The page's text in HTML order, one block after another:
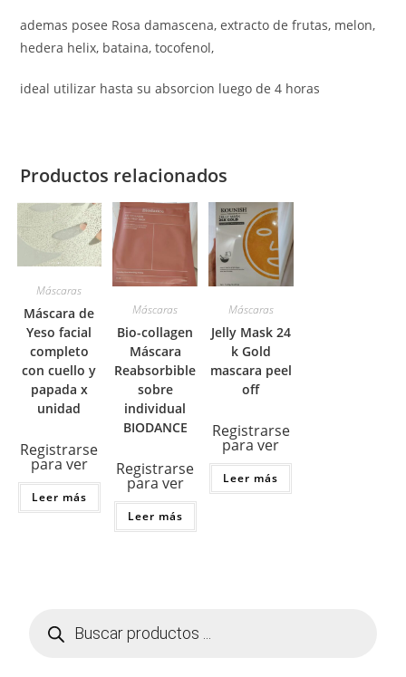
ademas posee Rosa damascena, extracto de frutas, melon,
hedera helix, bataina, tocofenol,
ideal utilizar hasta su absorcion luego de 4 horas
Productos relacionados
Máscaras
Máscara de
Yeso facial
completo
con cuello y
papada x
unidad
Registrarse
para ver
Leer más
Máscaras
Bio-collagen
Máscara
Reabsorbible
sobre
individual
BIODANCE
Registrarse
para ver
Leer más
Máscaras
Jelly Mask 24
k Gold
mascara peel
off
Registrarse
para ver
Leer más